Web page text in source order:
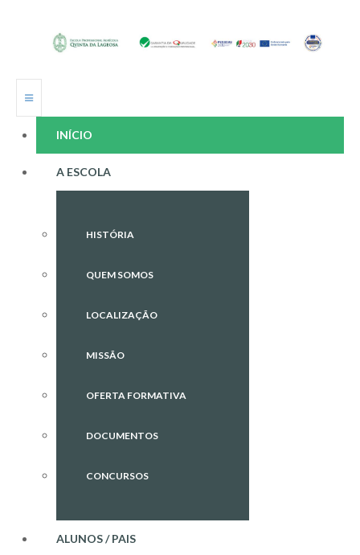
INÍCIO
A ESCOLA
HISTÓRIA
QUEM SOMOS
LOCALIZAÇÃO
MISSÃO
OFERTA FORMATIVA
DOCUMENTOS
CONCURSOS
ALUNOS / PAIS